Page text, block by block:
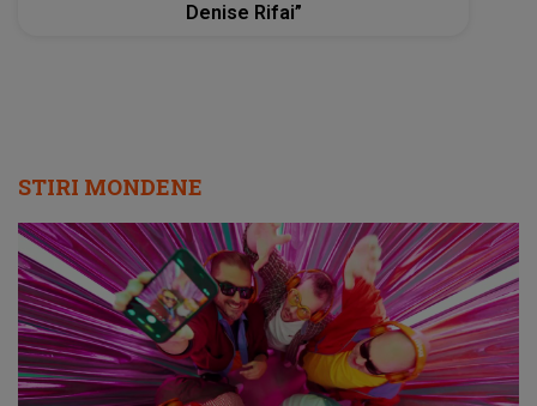
Denise Rifai”
STIRI MONDENE